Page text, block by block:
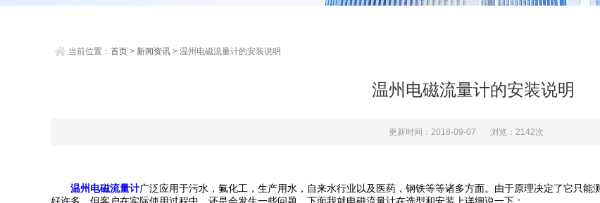
当前位置： 首页 > 新闻资讯 > 温州电磁流量计的安装说明
温州电磁流量计的安装说明
更新时间：2018-09-07 浏览：2142次
温州电磁流量计广泛应用于污水，氟化工，生产用水，自来水行业以及医药，钢铁等等诸多方面。由于原理决定了它只